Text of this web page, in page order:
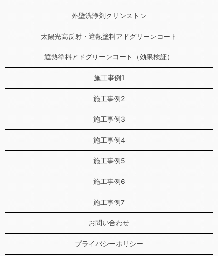
外壁洗浄剤クリンストン
太陽光高反射・遮熱塗料アドグリーンコート
遮熱塗料アドグリーンコート（効果検証）
施工事例1
施工事例2
施工事例3
施工事例4
施工事例5
施工事例6
施工事例7
お問い合わせ
プライバシーポリシー